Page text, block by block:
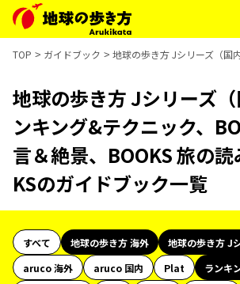
TOP ガイドブック 地球の歩き方 Jシリーズ（国
地球の歩き方 Jシリーズ
ンキング&テクニック、
言＆絶景、BOOKS 旅の
KSのガイドブック一覧
すべて 地球の歩き方 海外
地球の歩き方 J
aruco 海外
aruco 国内 Plat
ランキ